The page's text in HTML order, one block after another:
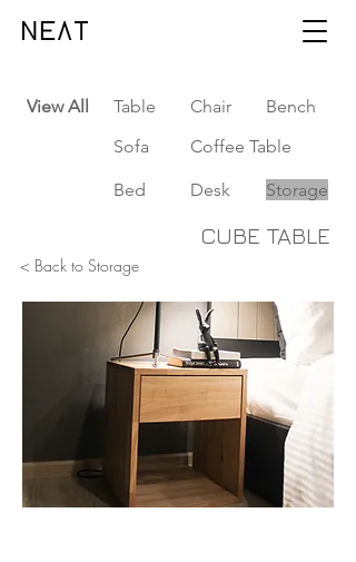
View All Table Chair
Bench
Sofa
Coffee Table
Bed Desk Storage
CUBE TABLE
< Back to Storage